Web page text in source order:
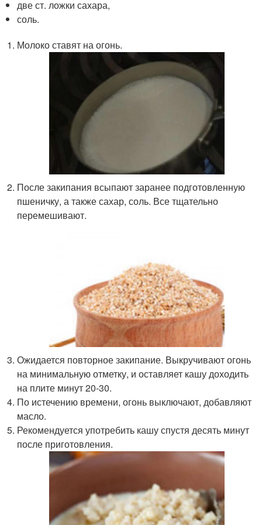
две ст. ложки сахара,
соль.
Молоко ставят на огонь.
После закипания всыпают заранее подготовленную
пшеничку, а также сахар, соль. Все тщательно
перемешивают.
Ожидается повторное закипание. Выкручивают огонь
на минимальную отметку, и оставляет кашу доходить
на плите минут 20-30.
По истечению времени, огонь выключают, добавляют
масло.
Рекомендуется употребить кашу спустя десять минут
после приготовления.